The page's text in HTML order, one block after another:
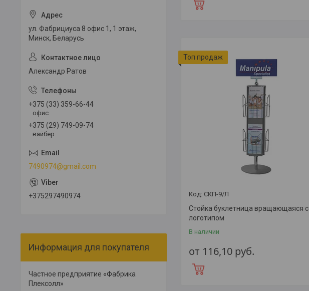
Топ продаж
СКП-9/Л
Стойка буклетница вращающаяся с
логотипом
В наличии
от 116,10 руб.
ул. Фабрициуса 8 офис 1, 1 этаж,
Минск, Беларусь
Александр Ратов
+375 (33) 359-66-44
офис
+375 (29) 749-09-74
вайбер
7490974@gmail.com
+375297490974
Информация для покупателя
Частное предприятие «Фабрика
Плексолл»